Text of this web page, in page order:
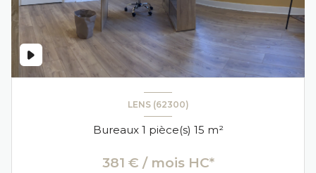
LENS (62300)
Bureaux 1 pièce(s) 15 m²
381 € / mois HC*